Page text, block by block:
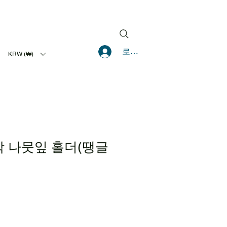
로그인
KRW (₩)
나뭇잎 홀더(땡글